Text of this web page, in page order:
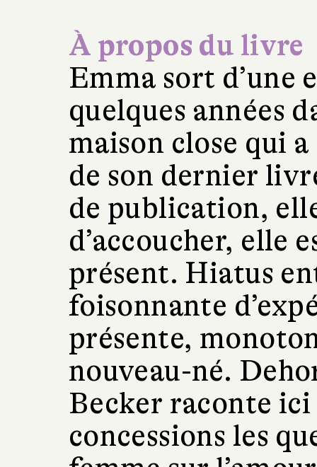
À propos du livre
Emma sort d’une
quelques années
maison close qui
de son dernier
de publication,
d’accoucher, elle
présent. Hiatus
foisonnante
présente,
nouveau-né.
Becker raconte ici
concessions les